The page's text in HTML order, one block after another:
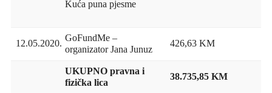
Kuća puna pjesme
12.05.2020. GoFundMe –
organizator Jana Junuz
426,63 KM
UKUPNO pravna i
fizička lica
38.735,85 KM